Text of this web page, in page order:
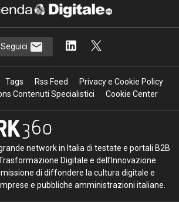
Seguici
Tags Rss Feed
Privacy e Cookie Policy
Contenuti Specialistici
Cookie Center
network in Italia di testate e portali B2B
Digitale e dell’Innovazione
di diffondere la cultura digitale e
e pubbliche amministrazioni italiane.